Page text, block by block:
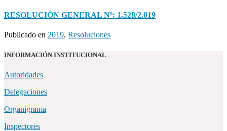
RESOLUCIÓN GENERAL Nº: 1.528/2.019
Publicado en 2019, Resoluciones
INFORMACIÓN INSTITUCIONAL
Autoridades
Delegaciones
Organigrama
Inspectores